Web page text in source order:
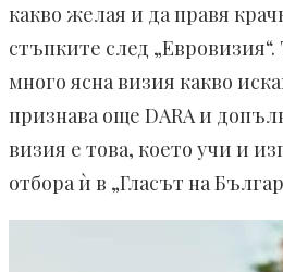
какво желая и да правя
стъпките след
много ясна визия какво
признава още DARA и
визия е това, което учи и
отбора ѝ в „Гласът на